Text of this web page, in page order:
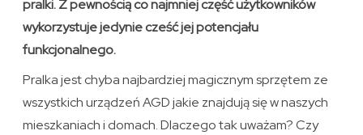
pralki. Z pewnością co najmniej część użytkowników
wykorzystuje jedynie cześć jej potencjału
funkcjonalnego.
Pralka jest chyba najbardziej magicznym sprzętem ze
wszystkich urządzeń AGD jakie znajdują się w naszych
mieszkaniach i domach. Dlaczego tak uważam? Czy